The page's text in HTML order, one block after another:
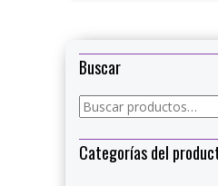
Buscar
Buscar
por:
Categorías del